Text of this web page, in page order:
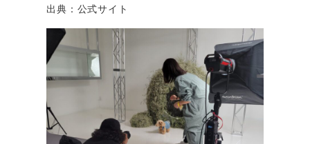
出典：公式サイト